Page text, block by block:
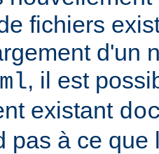
fichiers
d'un
, il est
existant
pas à ce que